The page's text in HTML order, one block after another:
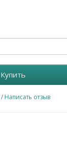
Купить
/ Написать отзыв